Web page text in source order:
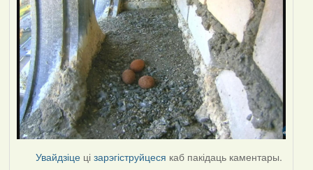
Увайдзіце цізарэгіструйцеся каб пакідаць каментары.